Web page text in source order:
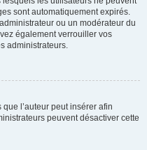
sont automatiquement expirés.
ou un modérateur du
également verrouiller vos
administrateurs.
l’auteur peut insérer afin
peuvent désactiver cette